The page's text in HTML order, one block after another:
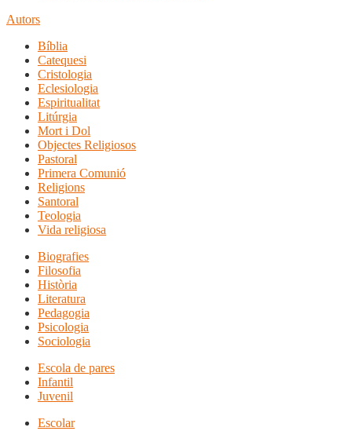
Autors
Bíblia
Catequesi
Cristologia
Eclesiologia
Espiritualitat
Litúrgia
Mort i Dol
Objectes Religiosos
Pastoral
Primera Comunió
Religions
Santoral
Teologia
Vida religiosa
Biografies
Filosofia
Història
Literatura
Pedagogia
Psicologia
Sociologia
Escola de pares
Infantil
Juvenil
Escolar